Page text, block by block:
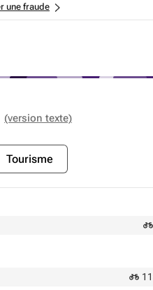
une fraude
(version texte)
Tourisme